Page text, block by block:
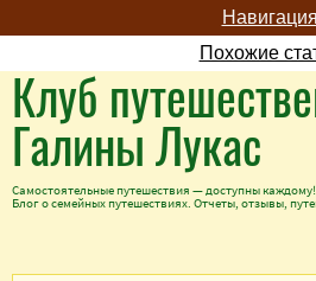
Навигация
Похожие
Клуб
Галины Лукас
Самостоятельные путешествия — доступны каждому!
Блог о семейных путешествиях. Отчеты, отзывы,